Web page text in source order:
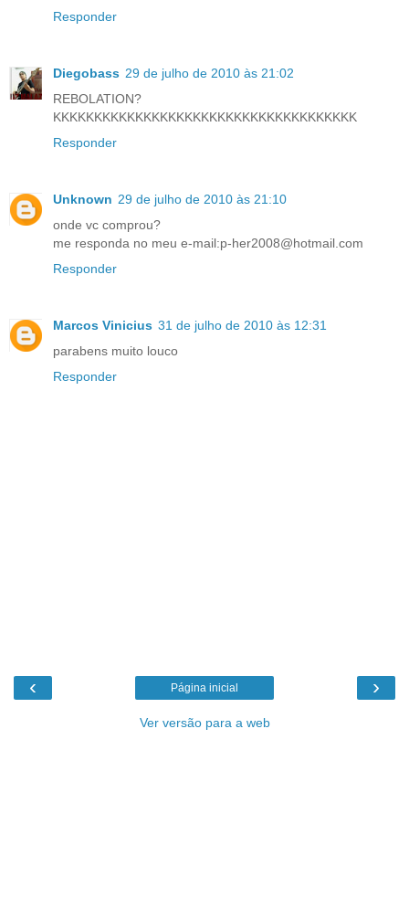
Responder
Diegobass 29 de julho de 2010 às 21:02
REBOLATION?
KKKKKKKKKKKKKKKKKKKKKKKKKKKKKKKKKKKKK
Responder
Unknown 29 de julho de 2010 às 21:10
onde vc comprou?
me responda no meu e-mail:p-her2008@hotmail.com
Responder
Marcos Vinicius 31 de julho de 2010 às 12:31
parabens muito louco
Responder
‹ ›
Página inicial
Ver versão para a web